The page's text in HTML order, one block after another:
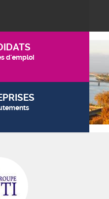
d'emploi